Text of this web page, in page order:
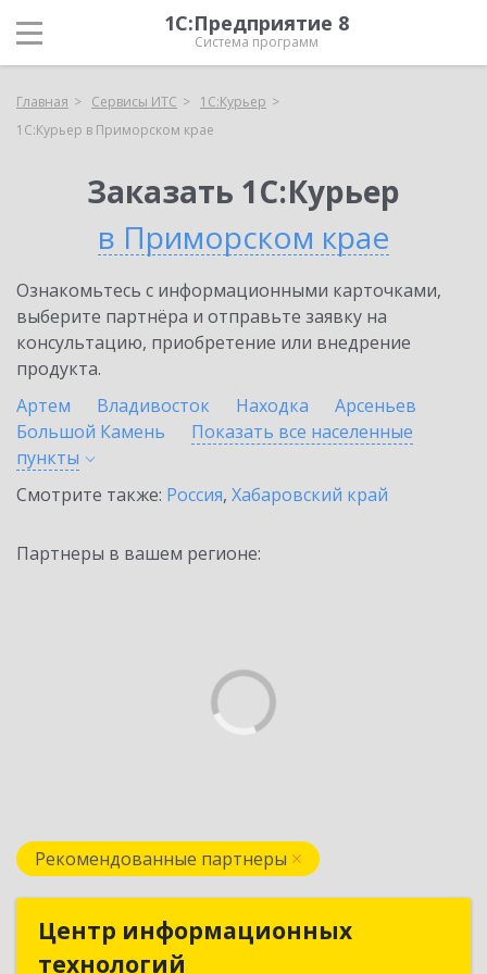
1С:Предприятие 8
Система программ
Главная Сервисы ИТС
1С:Курьер
1С:Курьер в Приморском крае
Заказать 1С:Курьер
в Приморском крае
Ознакомьтесь с информационными карточками,
выберите партнёра и отправьте заявку на
консультацию, приобретение или внедрение
продукта.
Артем
Владивосток Находка
Арсеньев
Большой Камень
Показать все населенные
пункты
Смотрите также: Россия, Хабаровский край
Партнеры в вашем регионе:
Рекомендованные партнеры
Центр информационных
технологий
Центр информационных